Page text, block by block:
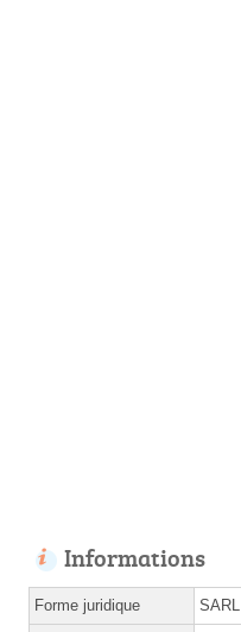
Informations
Forme juridique SARL